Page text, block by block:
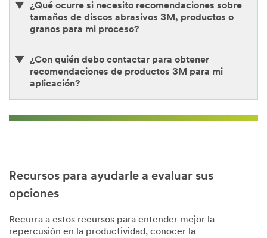
¿Qué ocurre si necesito recomendaciones sobre
tamaños de discos abrasivos 3M, productos o
granos para mi proceso?
¿Con quién debo contactar para obtener
recomendaciones de productos 3M para mi
aplicación?
Recursos para ayudarle a evaluar sus
opciones
Recurra a estos recursos para entender mejor la
repercusión en la productividad, conocer la